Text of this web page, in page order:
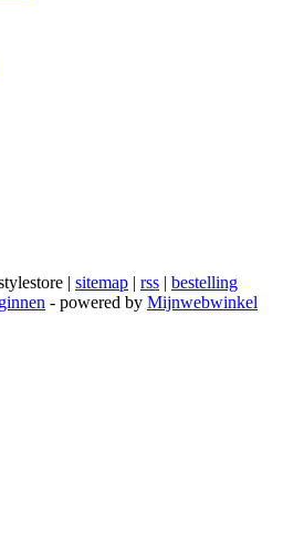
| sitemap | rss | bestelling
- powered by Mijnwebwinkel